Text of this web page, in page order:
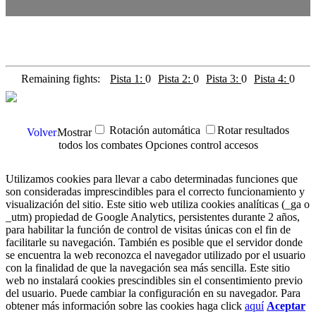
Remaining fights: Pista 1: 0 Pista 2: 0 Pista 3: 0 Pista 4: 0
Volver Rotación automática Rotar resultados
Mostrar
todos los combates Opciones control accesos
Utilizamos cookies para llevar a cabo determinadas funciones que
son consideradas imprescindibles para el correcto funcionamiento y
visualización del sitio. Este sitio web utiliza cookies analíticas (_ga o
_utm) propiedad de Google Analytics, persistentes durante 2 años,
para habilitar la función de control de visitas únicas con el fin de
facilitarle su navegación. También es posible que el servidor donde
se encuentra la web reconozca el navegador utilizado por el usuario
con la finalidad de que la navegación sea más sencilla. Este sitio
web no instalará cookies prescindibles sin el consentimiento previo
del usuario. Puede cambiar la configuración en su navegador. Para
obtener más información sobre las cookies haga click aquí Aceptar